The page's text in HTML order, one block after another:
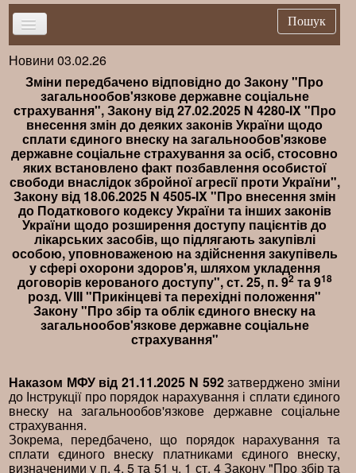
Головна
Новини
Важливе
Брифінг
Публікації
Нормативна база
Довідники
Контакти
Пошук
Новини 03.02.26
Зміни передбачено відповідно до Закону "Про
загальнообов'язкове державне соціальне
страхування", Закону від 27.02.2025 N 4280-IX "Про
внесення змін до деяких законів України щодо
сплати єдиного внеску на загальнообов'язкове
державне соціальне страхування за осіб, стосовно
яких встановлено факт позбавлення особистої
свободи внаслідок збройної агресії проти України",
Закону від 18.06.2025 N 4505-IX "Про внесення змін
до Податкового кодексу України та інших законів
України щодо розширення доступу пацієнтів до
лікарських засобів, що підлягають закупівлі
особою, уповноваженою на здійснення закупівель
у сфері охорони здоров'я, шляхом укладення
договорів керованого доступу", ст. 25, п. 92та 918
розд. VIII "Прикінцеві та перехідні положення"
Закону "Про збір та облік єдиного внеску на
загальнообов'язкове державне соціальне
страхування"
Наказом МФУ від 21.11.2025 N 592затверджено зміни
до Інструкції про порядок нарахування і сплати єдиного
внеску на загальнообов'язкове державне соціальне
страхування.
Зокрема, передбачено, що порядок нарахування та
сплати єдиного внеску платниками єдиного внеску,
визначеними у п. 4, 5 та 51 ч. 1 ст. 4 Закону "Про збір та